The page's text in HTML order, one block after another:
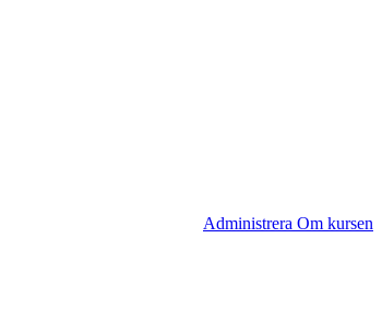
Administrera Om kursen